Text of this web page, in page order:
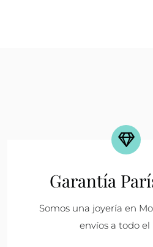
Garantía
Somos una joyería en
envíos a todo el